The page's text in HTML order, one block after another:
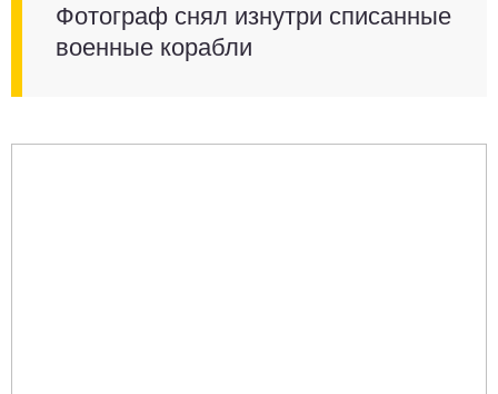
Фотограф снял изнутри списанные
военные корабли